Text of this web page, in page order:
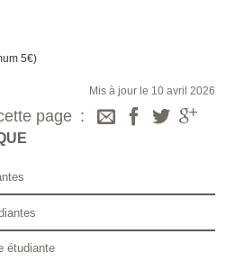
5€)
Mis à jour le 10 avril 2026
page
étudiante